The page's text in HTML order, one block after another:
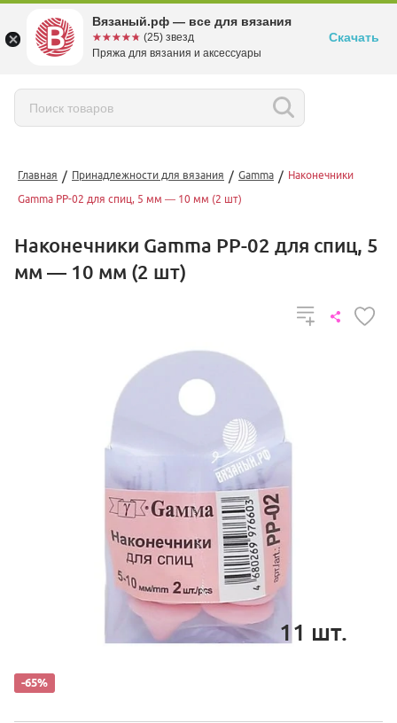
Главная / Принадлежности для вязания / Gamma / Наконечники
Gamma PP-02 для спиц, 5 мм — 10 мм (2 шт)
Наконечники Gamma PP-02 для спиц, 5
мм — 10 мм (2 шт)
11 шт.
-65%
Вязаный.рф — все для вязания
☆☆☆☆☆
★★★★★ (25) звезд
Пряжа для вязания и аксессуары
Скачать